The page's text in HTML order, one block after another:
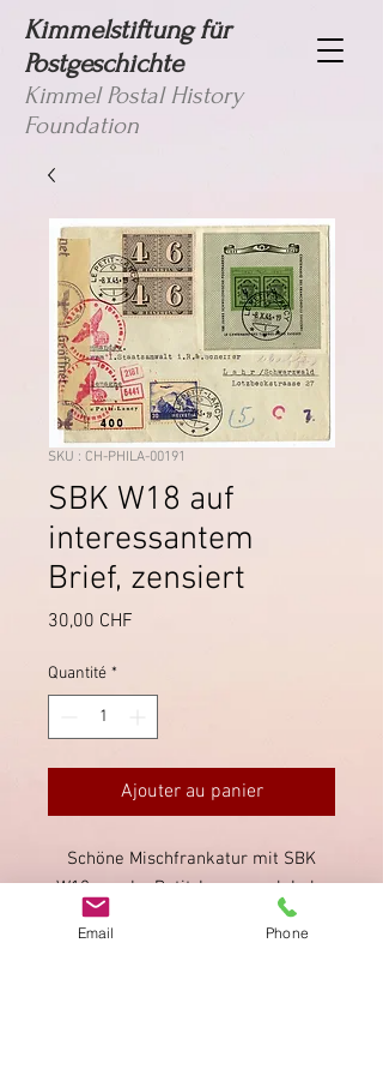
Kimmelstiftung für
Postgeschichte
Kimmel Postal History
Foundation
SKU : CH-PHILA-00191
SBK W18 auf
interessantem
Brief, zensiert
30,00 CHF
Quantité *
Ajouter au panier
Schöne Mischfrankatur mit SBK
W18, von Le Petit-Lancy nach Lahr
in Deutschland. Der Brief wurde von
der Deutschen Wehrmacht geöffnet
Email Phone